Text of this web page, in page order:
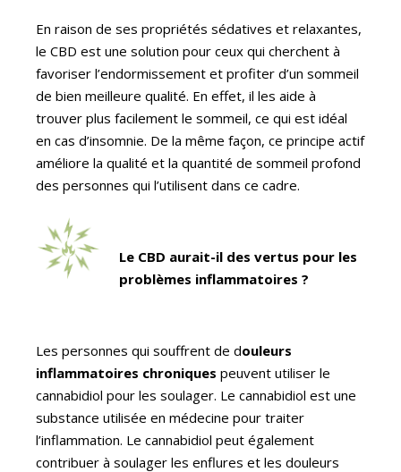
En raison de ses propriétés sédatives et relaxantes,
le CBD est une solution pour ceux qui cherchent à
favoriser l’endormissement et profiter d’un sommeil
de bien meilleure qualité. En effet, il les aide à
trouver plus facilement le sommeil, ce qui est idéal
en cas d’insomnie. De la même façon, ce principe actif
améliore la qualité et la quantité de sommeil profond
des personnes qui l’utilisent dans ce cadre.
Le CBD aurait-il des vertus pour les
problèmes inflammatoires ?
Les personnes qui souffrent de douleurs
inflammatoires chroniques peuvent utiliser le
cannabidiol pour les soulager. Le cannabidiol est une
substance utilisée en médecine pour traiter
l’inflammation. Le cannabidiol peut également
contribuer à soulager les enflures et les douleurs